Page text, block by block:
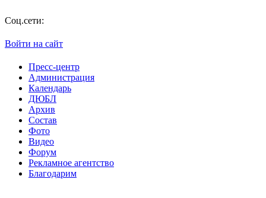
Соц.сети:
Войти на сайт
Пресс-центр
Администрация
Календарь
ДЮБЛ
Архив
Состав
Фото
Видео
Форум
Рекламное агентство
Благодарим